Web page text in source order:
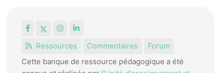
FacebookInstagram
LinkedIn
Ressources
Commentaires
Forum
Cette banque de ressource pédagogique a été